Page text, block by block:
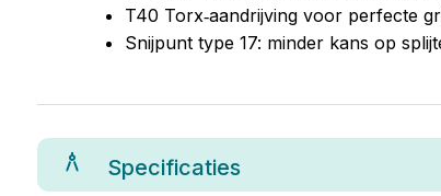
T40 Torx‑aandrijving voor perfecte
Snijpunt type 17: minder kans op
Specificaties